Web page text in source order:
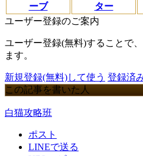
ーブ
ター
ユーザー登録のご案内
ユーザー登録(無料)することで
ます。
新規登録(無料)して使う 登録済
この記事を書いた人
白猫攻略班
ポスト
LINEで送る